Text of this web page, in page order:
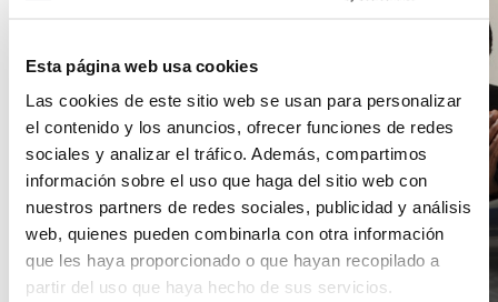
Esta página web usa cookies
Las cookies de este sitio web se usan para personalizar
el contenido y los anuncios, ofrecer funciones de redes
sociales y analizar el tráfico. Además, compartimos
información sobre el uso que haga del sitio web con
nuestros partners de redes sociales, publicidad y análisis
web, quienes pueden combinarla con otra información
que les haya proporcionado o que hayan recopilado a
partir del uso que haya hecho de sus servicios.
ORGANIZACIONES
PARAECLESIÁSTICAS Y
MOVIMIENTOS ESTUDIANTILES
EN ÁFRICA EN LAS DÉCADAS DE
1990 Y 2020